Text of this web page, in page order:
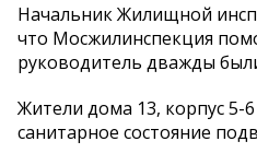
Начальник Жилищной
что Мосжилинспекция
руководитель дважды
Жители дома 13, корпус 5-
санитарное состояние